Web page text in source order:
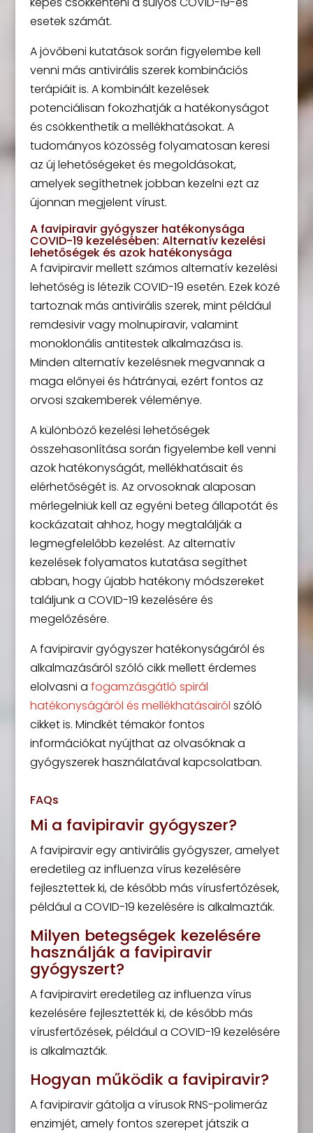
esetek számát.
A jövőbeni kutatások során figyelembe kell
venni más antivirális szerek kombinációs
terápiáit is. A kombinált kezelések
potenciálisan fokozhatják a hatékonyságot
és csökkenthetik a mellékhatásokat. A
tudományos közösség folyamatosan keresi
az új lehetőségeket és megoldásokat,
amelyek segíthetnek jobban kezelni ezt az
újonnan megjelent vírust.
A favipiravir gyógyszer hatékonysága
COVID-19 kezelésében: Alternatív kezelési
lehetőségek és azok hatékonysága
A favipiravir mellett számos alternatív kezelési
lehetőség is létezik COVID-19 esetén. Ezek közé
tartoznak más antivirális szerek, mint például
remdesivir vagy molnupiravir, valamint
monoklonális antitestek alkalmazása is.
Minden alternatív kezelésnek megvannak a
maga előnyei és hátrányai, ezért fontos az
orvosi szakemberek véleménye.
A különböző kezelési lehetőségek
összehasonlítása során figyelembe kell venni
azok hatékonyságát, mellékhatásait és
elérhetőségét is. Az orvosoknak alaposan
mérlegelniük kell az egyéni beteg állapotát és
kockázatait ahhoz, hogy megtalálják a
legmegfelelőbb kezelést. Az alternatív
kezelések folyamatos kutatása segíthet
abban, hogy újabb hatékony módszereket
találjunk a COVID-19 kezelésére és
megelőzésére.
A favipiravir gyógyszer hatékonyságáról és
alkalmazásáról szóló cikk mellett érdemes
elolvasni a fogamzásgátló spirál
hatékonyságáról és mellékhatásairól szóló
cikket is. Mindkét témakör fontos
információkat nyújthat az olvasóknak a
gyógyszerek használatával kapcsolatban.
FAQs
Mi a favipiravir gyógyszer?
A favipiravir egy antivirális gyógyszer, amelyet
eredetileg az influenza vírus kezelésére
fejlesztettek ki, de később más vírusfertőzések,
például a COVID-19 kezelésére is alkalmazták.
Milyen betegségek kezelésére
használják a favipiravir
gyógyszert?
A favipiravirt eredetileg az influenza vírus
kezelésére fejlesztették ki, de később más
vírusfertőzések, például a COVID-19 kezelésére
is alkalmazták.
Hogyan működik a favipiravir?
A favipiravir gátolja a vírusok RNS-polimeráz
enzimjét, amely fontos szerepet játszik a